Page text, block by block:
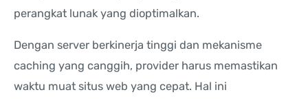
perangkat lunak yang dioptimalkan.
Dengan server berkinerja tinggi dan mekanisme
caching yang canggih, provider harus memastikan
waktu muat situs web yang cepat. Hal ini